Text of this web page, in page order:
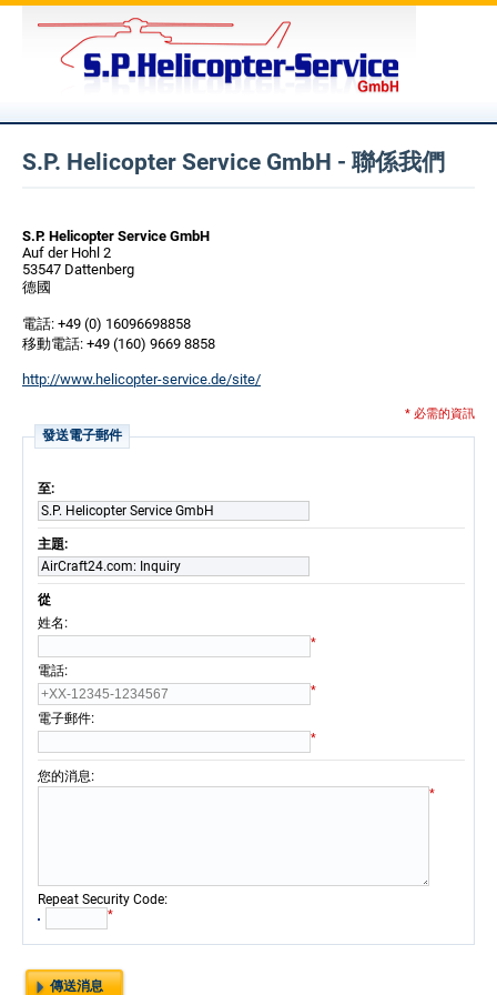
S.P. Helicopter Service GmbH - 聯係我們
S.P. Helicopter Service GmbH
Auf der Hohl 2
53547 Dattenberg
德國
電話: +49 (0) 16096698858
移動電話: +49 (160) 9669 8858
http://www.helicopter-service.de/site/
* 必需的資訊
發送電子郵件
至:
S.P. Helicopter Service GmbH
主題:
AirCraft24.com: Inquiry
從
姓名 :
*
電話:
*
電子郵件:
*
您的消息:
*
Repeat Security Code:
*